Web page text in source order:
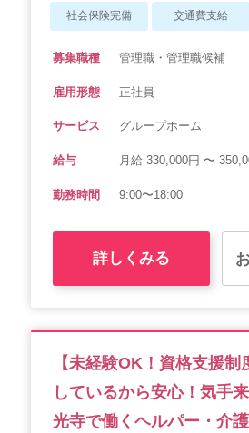
社会保険完備 交通費支給
募集職種 管理職・管理職候補
雇用形態 正社員
サービス グループホーム
給与 月給 330,000円 〜
勤務時間 9:00〜18:00
詳しくみる
【未経験OK！資格支援制
しているから安心！気手
光寺で働くヘルパー・介護